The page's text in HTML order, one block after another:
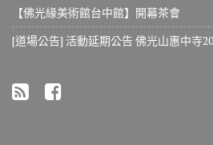
【佛光緣美術館台中館】開幕茶會
[道場公告] 活動延期公告 佛光山惠中寺